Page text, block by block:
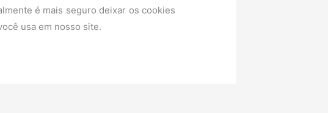
é mais seguro deixar os cookies
usa em nosso site.